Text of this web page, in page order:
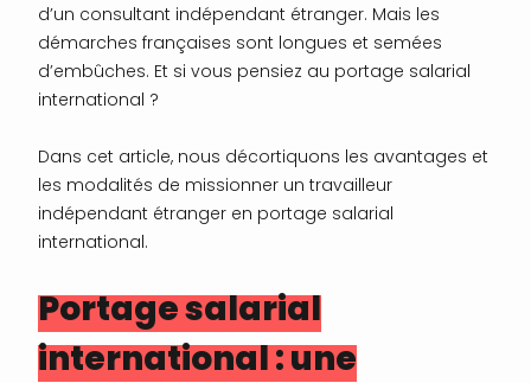
d’un consultant indépendant étranger. Mais les
démarches françaises sont longues et semées
d’embûches. Et si vous pensiez au portage salarial
international ?
Dans cet article, nous décortiquons les avantages et
les modalités de missionner un travailleur
indépendant étranger en portage salarial
international.
Portage salarial
international : une